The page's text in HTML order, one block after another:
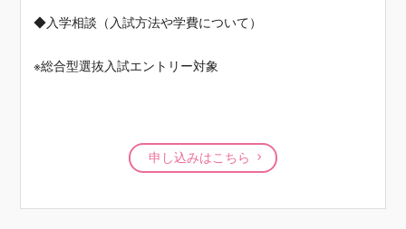
◆入学相談（入試方法や学費について）
※総合型選抜入試エントリー対象
申し込みはこちら